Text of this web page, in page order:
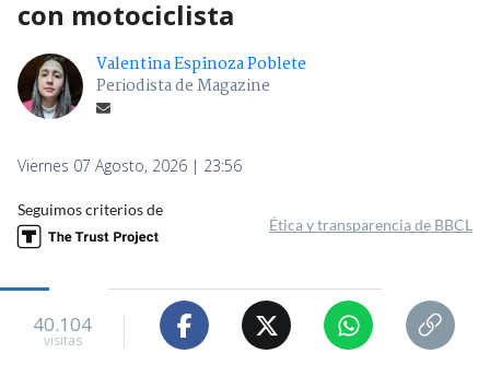
con motociclista
Valentina Espinoza Poblete
Periodista de Magazine
Viernes 07 Agosto, 2026 | 23:56
Seguimos criterios de
Ética y transparencia de BBCL
40.104
visitas